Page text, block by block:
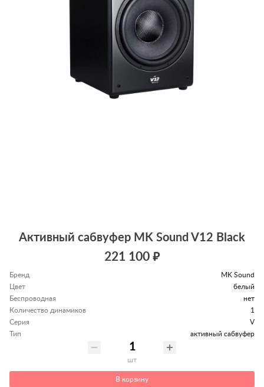
Активный сабвуфер MK Sound V12 Black
221 100 ₽
Бренд
MK Sound
Цвет
белый
Беспроводная
нет
Количество динамиков
1
Серия
V
Тип
активный сабвуфер
шт
В корзину